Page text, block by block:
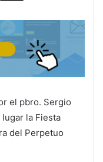
el pbro. Sergio
la Fiesta
del Perpetuo